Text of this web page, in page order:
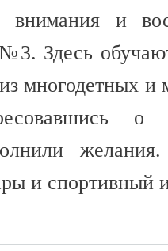
и
Здесь
многодетных
о
и спортивный